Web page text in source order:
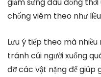
giảm sưng đau đồng
chống viêm theo như
Lưu ý tiếp theo mà
tránh cúi người xuống
đỡ các vật nặng để giúp